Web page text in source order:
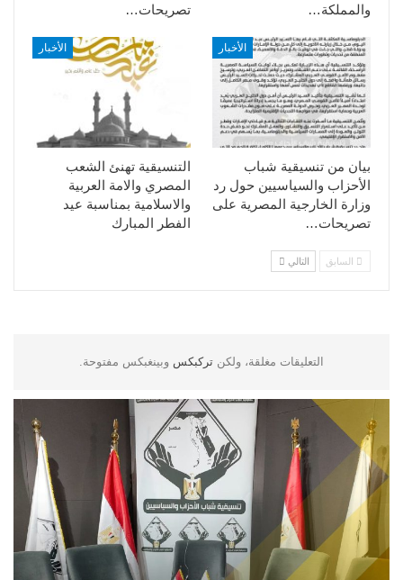
تصريحات…
والمملكة…
الأخبار
التنسيقية تهنئ الشعب
المصري والامة العربية
والاسلامية بمناسبة عيد
الفطر المبارك
الأخبار
بيان من تنسيقية شباب
الأحزاب والسياسيين حول رد
وزارة الخارجية المصرية على
تصريحات…
السابق التالي
التعليقات مغلقة، ولكن تركبكس وبينغبكس مفتوحة.